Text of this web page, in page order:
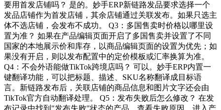
要用首发店铺吗？ 是的。妙手ERP新链路发品要求选择一个
发品店铺作为首发店铺，其余店铺通过关联发布。如果只选主
体不选店铺，会发布不成功。 Q3：多国售卖时价格以哪里设
置为准？ 如果在产品编辑页面开启了多国售卖并设置了不同
国家的本地展示价和库存，以商品编辑页面的设置为优先；如
果没有开启，则以发布配置中的定价模板或汇率换算为准。
Q4：不会外语能做TikTok跨境店吗？ 可以。妙手ERP内置一
键翻译功能，可以把标题、描述、SKU名称翻译成目标语
言。新链路发布后，关联店铺的商品信息和图片文字还会由
TikTok官方自动翻译处理。 Q5：发布失败后怎么修改？ 在发
布记录中找到"发布失败"状态的产品，查看失败原因，进入产